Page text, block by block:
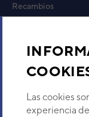
Las cookies
experiencia
Recambios
Descubre Eurofred
Dónde Estamos